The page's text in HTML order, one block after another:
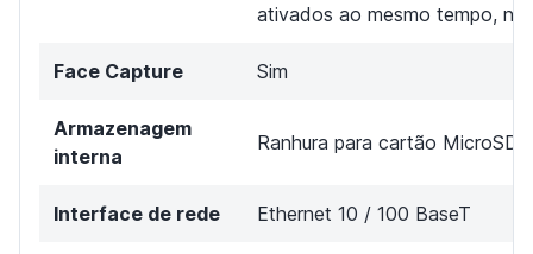
ativados ao mesmo tempo, no
Face Capture Sim
Armazenagem
interna
Ranhura para cartão MicroSD
Interface de rede Ethernet 10 / 100 BaseT